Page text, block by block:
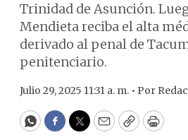
Trinidad de Asunción.
Mendieta reciba el alta
derivado al penal de
penitenciario.
Julio 29, 2025 11:31 a. m. • Por
WhatsApp
Facebook
Twitter
EmailCopyPrint